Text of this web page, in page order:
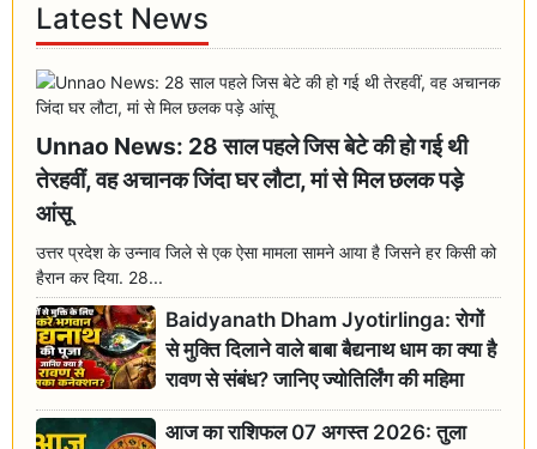
Latest News
Unnao News: 28 साल पहले जिस बेटे की हो गई थी
तेरहवीं, वह अचानक जिंदा घर लौटा, मां से मिल छलक पड़े
आंसू
उत्तर प्रदेश के उन्नाव जिले से एक ऐसा मामला सामने आया है जिसने हर किसी को
हैरान कर दिया. 28...
Baidyanath Dham Jyotirlinga: रोगों
से मुक्ति दिलाने वाले बाबा बैद्यनाथ धाम का क्या है
रावण से संबंध? जानिए ज्योतिर्लिंग की महिमा
आज का राशिफल 07 अगस्त 2026: तुला